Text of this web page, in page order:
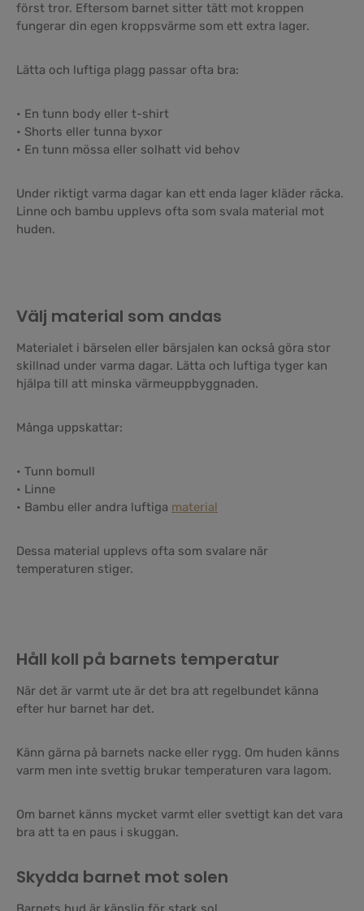
först tror. Eftersom barnet sitter tätt mot kroppen
fungerar din egen kroppsvärme som ett extra lager.
Lätta och luftiga plagg passar ofta bra:
• En tunn body eller t-shirt
• Shorts eller tunna byxor
• En tunn mössa eller solhatt vid behov
Under riktigt varma dagar kan ett enda lager kläder räcka.
Linne och bambu upplevs ofta som svala material mot
huden.
Välj material som andas
Materialet i bärselen eller bärsjalen kan också göra stor
skillnad under varma dagar. Lätta och luftiga tyger kan
hjälpa till att minska värmeuppbyggnaden.
Många uppskattar:
• Tunn bomull
• Linne
• Bambu eller andra luftiga material
Dessa material upplevs ofta som svalare när
temperaturen stiger.
Håll koll på barnets temperatur
När det är varmt ute är det bra att regelbundet känna
efter hur barnet har det.
Känn gärna på barnets nacke eller rygg. Om huden känns
varm men inte svettig brukar temperaturen vara lagom.
Om barnet känns mycket varmt eller svettigt kan det vara
bra att ta en paus i skuggan.
Skydda barnet mot solen